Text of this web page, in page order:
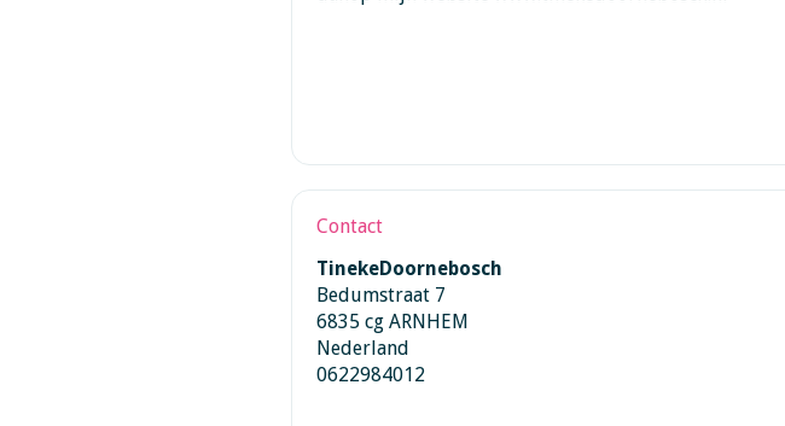
Contact
TinekeDoornebosch
Bedumstraat 7
6835 cg ARNHEM
Nederland
0622984012